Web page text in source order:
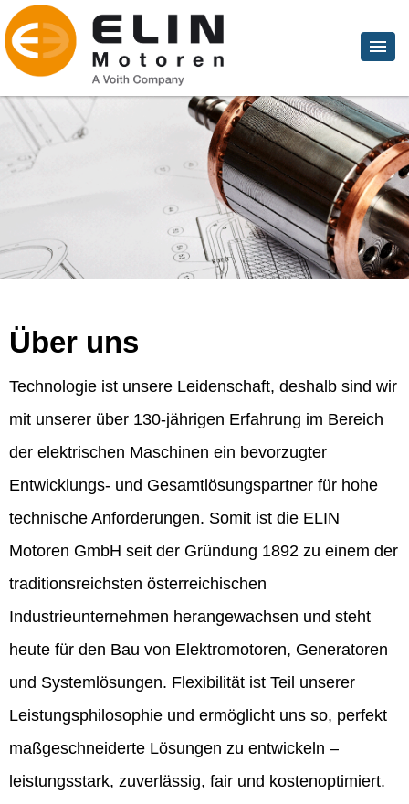
Über uns
Technologie ist unsere Leidenschaft, deshalb sind wir
mit unserer über 130-jährigen Erfahrung im Bereich
der elektrischen Maschinen ein bevorzugter
Entwicklungs- und Gesamtlösungspartner für hohe
technische Anforderungen. Somit ist die ELIN
Motoren GmbH seit der Gründung 1892 zu einem der
traditionsreichsten österreichischen
Industrieunternehmen herangewachsen und steht
heute für den Bau von Elektromotoren, Generatoren
und Systemlösungen. Flexibilität ist Teil unserer
Leistungsphilosophie und ermöglicht uns so, perfekt
maßgeschneiderte Lösungen zu entwickeln –
leistungsstark, zuverlässig, fair und kostenoptimiert.